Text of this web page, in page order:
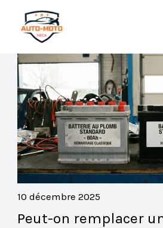
contenu
10 décembre 2025
Peut-on remplacer